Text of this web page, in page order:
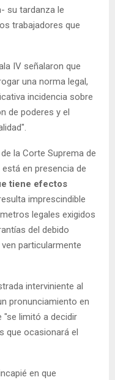
su tardanza le
trabajadores que
IV señalaron que
una norma legal,
incidencia sobre
de poderes y el
la Corte Suprema de
en presencia de
tiene efectos
imprescindible
legales exigidos
del debido
particularmente
interviniente al
pronunciamiento en
"se limitó a decidir
que ocasionará el
en que